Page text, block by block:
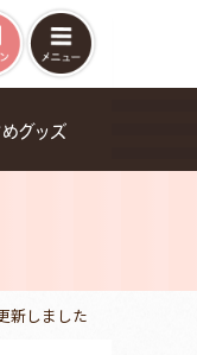
グッズ
新しました